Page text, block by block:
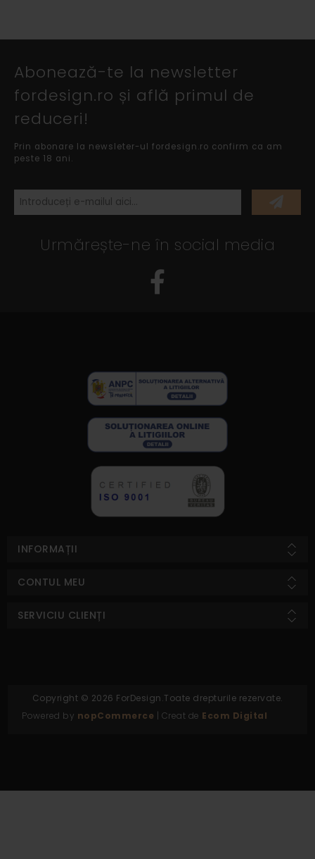
Abonează-te la newsletter
fordesign.ro și află primul de
reduceri!
Prin abonare la newsleter-ul fordesign.ro confirm ca am
peste 18 ani.
Urmărește-ne în social media
INFORMAȚII
CONTUL MEU
SERVICIU CLIENȚI
Copyright © 2026 ForDesign.Toate drepturile rezervate.
Powered by nopCommerce | Creat de Ecom Digital